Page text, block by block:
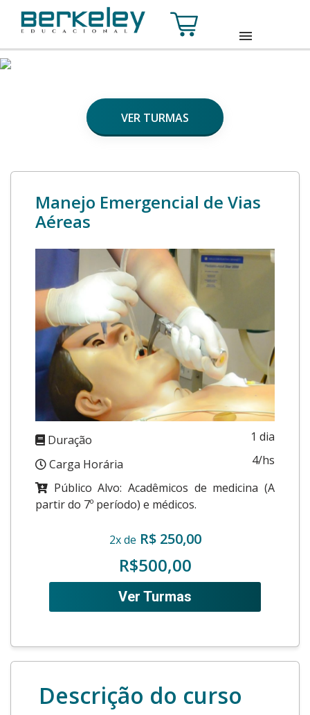
CURSOS
ACESSE SUA CONTA
INSCREVA-SE
VER TURMAS
Manejo Emergencial de Vias
Aéreas
Duração
1 dia
Carga Horária
4/hs
Público Alvo: Acadêmicos de medicina (A
partir do 7º período) e médicos.
2x de R$ 250,00
R$500,00
Ver Turmas
Descrição do curso